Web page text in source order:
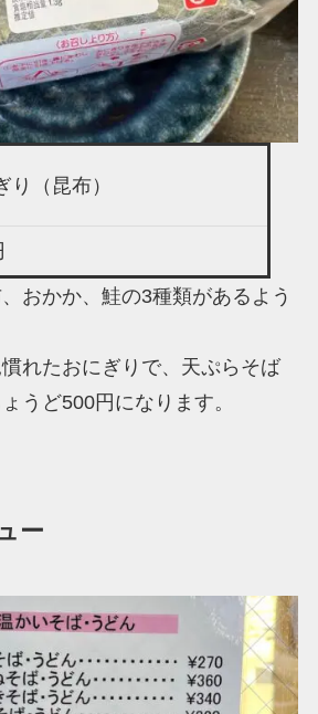
り（昆布）
おかか、鮭の3種類があるよう
れたおにぎりで、天ぷらそば
うど500円になります。
ー